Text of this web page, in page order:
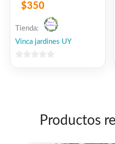
$350
Tienda:
Vinca jardines UY
Productos